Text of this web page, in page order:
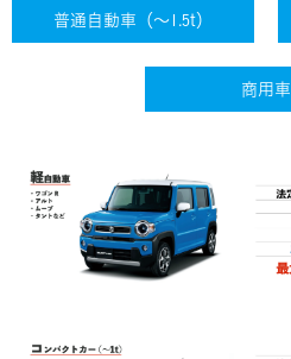
普通自動車（〜1.5t）
商用車